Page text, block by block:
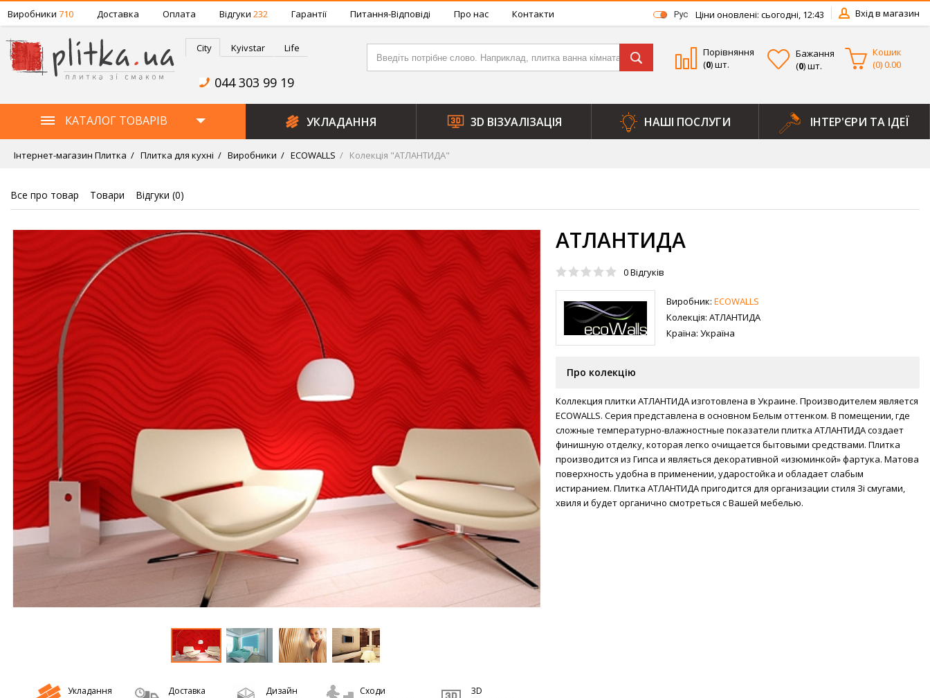
Виробники 710 Доставка Оплата Відгуки 232 Гарантії Питання-Відповіді Про нас Контакти Ціни оновлені: сьогодні, 12:43 Вхід в магазин
Рус
City Kyivstar Life
044 303 99 19
Порівняння
(0) шт.
Бажання
(0) шт.
Кошик
(0)0.00
КАТАЛОГ ТОВАРІВ УКЛАДАННЯ 3D ВІЗУАЛІЗАЦІЯ НАШІ ПОСЛУГИ ІНТЕР'ЄРИ ТА ІДЕЇ
Інтернет-магазин Плитка Плитка для кухні Виробники ECOWALLS Колекція "АТЛАНТИДА"
Все про товар Товари Відгуки (0)
Укладання
Доставка
Дизайн
Сходи
3D
АТЛАНТИДА
0Відгуків
Виробник:ECOWALLS
Колекція:АТЛАНТИДА
Країна:Україна
Про колекцію
Коллекция плитки АТЛАНТИДА изготовлена в Украине. Производителем является
ECOWALLS. Серия представлена в основном Белым оттенком. В помещении, где
сложные температурно-влажностные показатели плитка АТЛАНТИДА создает
финишную отделку, которая легко очищается бытовыми средствами. Плитка
производится из Гипса и являється декоративной «изюминкой» фартука. Матова
поверхность удобна в применении, ударостойка и обладает слабым
истиранием. Плитка АТЛАНТИДА пригодится для организации стиля Зі смугами,
хвиля и будет органично смотреться с Вашей мебелью.